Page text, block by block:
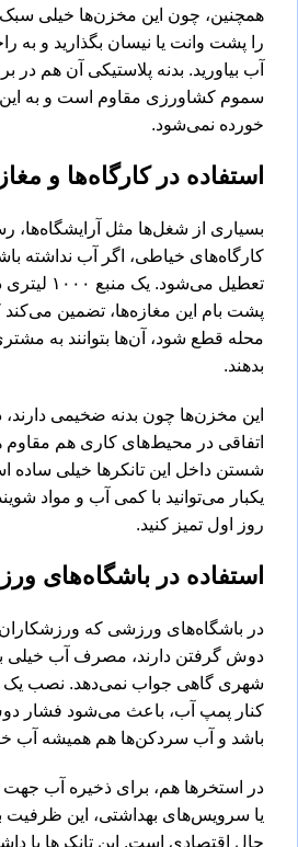
همچنین، چون این مخزن‌ها خیلی سبک
را پشت وانت یا نیسان بگذارید و به
آب بیاورید. بدنه پلاستیکی آن هم در
سموم کشاورزی مقاوم است و به این
خورده نمی‌شود.
استفاده در کارگاه‌ها و
بسیاری از شغل‌ها مثل آرایشگاه‌ها،
کارگاه‌های خیاطی، اگر آب نداشته
تعطیل
پشت‌ بام این مغازه‌ها، تضمین
محله قطع شود، آن‌ها بتوانند به
بدهند.
این مخزن‌ها چون بدنه ضخیمی دارند،
اتفاقی در محیط‌های کاری هم مقاوم
شستن داخل این تانکرها خیلی
یکبار می‌توانید با کمی آب و مواد
روز اول تمیز کنید.
استفاده در باشگاه‌های
در باشگاه‌های ورزشی که ورزشکاران
دوش گرفتن دارند، مصرف آب خیلی
کنار پمپ آب، باعث می‌شود فشار
باشد و آب‌ سردکن‌ها هم همیشه آب
در استخرها هم، برای ذخیره آب
یا سرویس‌های بهداشتی، این ظرفیت
حال اقتصادی است. این تانکرها با